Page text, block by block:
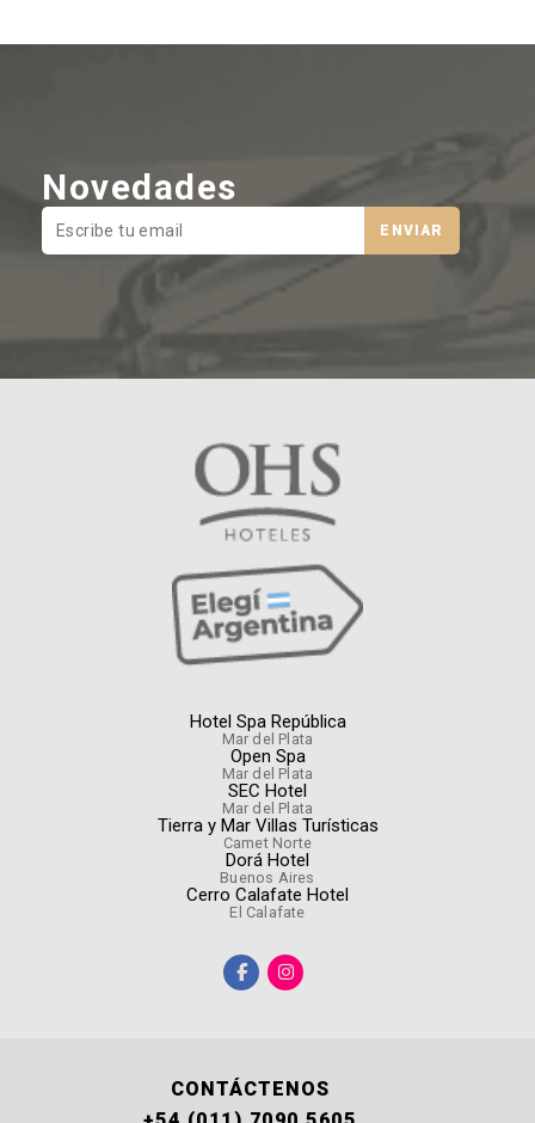
Novedades
ENVIAR
Hotel Spa República
Mar del Plata
Open Spa
Mar del Plata
SEC Hotel
Mar del Plata
Tierra y Mar Villas Turísticas
Camet Norte
Dorá Hotel
Buenos Aires
Cerro Calafate Hotel
El Calafate
CONTÁCTENOS